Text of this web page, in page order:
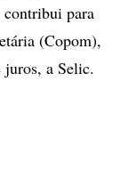
contribui para
(Copom),
juros, a Selic.